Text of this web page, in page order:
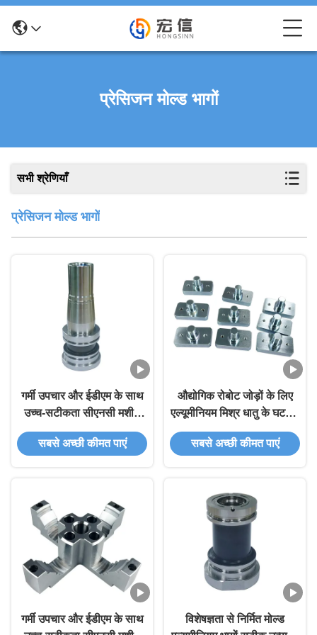
प्रेसिजन मोल्ड भागों
सभी श्रेणियाँ
प्रेसिजन मोल्ड भागों
गर्मी उपचार और ईडीएम के साथ
उच्च-सटीकता सीएनसी मशीन
वाले इंजेक्शन मोल्ड कोर इंसर्ट,
अनुकूलित सामग्री के लिए
सबसे अच्छी कीमत पाएं
औद्योगिक रोबोट जोड़ों के लिए
एल्यूमीनियम मिश्र धातु के घटक -
कस्टम 5-अक्ष सीएनसी मशीनिंग
सबसे अच्छी कीमत पाएं
गर्मी उपचार और ईडीएम के साथ
विशेषज्ञता से निर्मित मोल्ड